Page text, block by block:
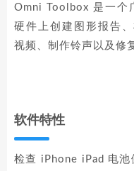
Omni Toolbox 是一个
硬件上创建图形报告
视频、制作铃声以及修
软件特性
检查 iPhone iPad 电